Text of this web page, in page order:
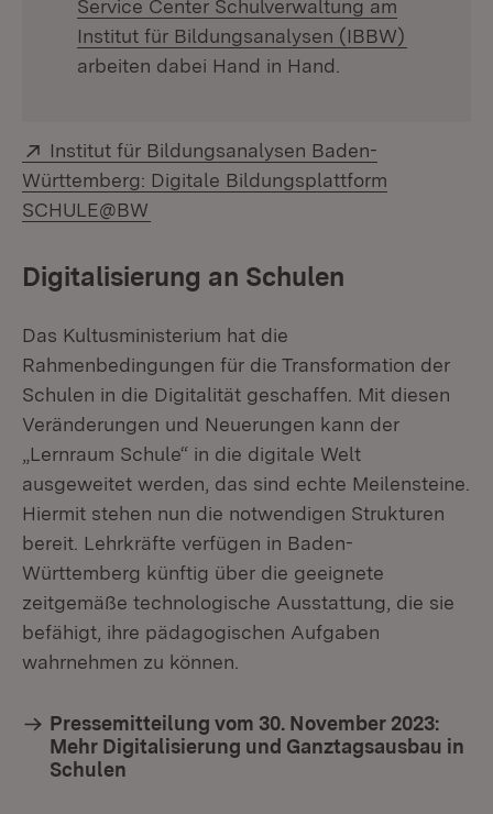
Service Center Schulverwaltung am
Institut für Bildungsanalysen (IBBW)
arbeiten dabei Hand in Hand.
Extern:
Institut für Bildungsanalysen Baden-
Württemberg: Digitale Bildungsplattform
SCHULE@BW
Digitalisierung an Schulen
Das Kultusministerium hat die
Rahmenbedingungen für die Transformation der
Schulen in die Digitalität geschaffen. Mit diesen
Veränderungen und Neuerungen kann der
„Lernraum Schule“ in die digitale Welt
ausgeweitet werden, das sind echte Meilensteine.
Hiermit stehen nun die notwendigen Strukturen
bereit. Lehrkräfte verfügen in Baden-
Württemberg künftig über die geeignete
zeitgemäße technologische Ausstattung, die sie
befähigt, ihre pädagogischen Aufgaben
wahrnehmen zu können.
Pressemitteilung vom 30. November 2023:
Mehr Digitalisierung und Ganztagsausbau in
Schulen